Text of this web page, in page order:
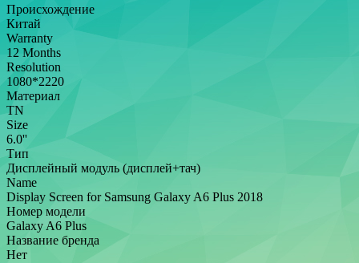
Происхождение
Китай
Warranty
12 Months
Resolution
1080*2220
Материал
TN
Size
6.0''
Тип
Дисплейный модуль (дисплей+тач)
Name
Display Screen for Samsung Galaxy A6 Plus 2018
Номер модели
Galaxy A6 Plus
Название бренда
Нет